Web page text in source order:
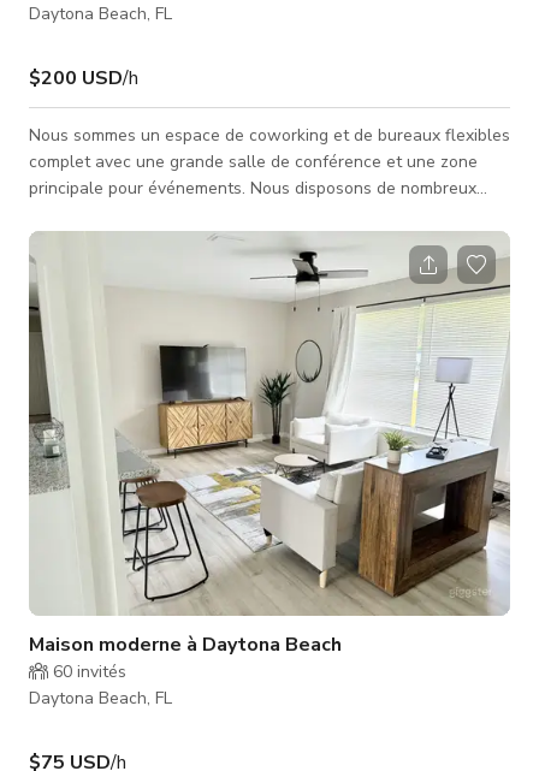
Daytona Beach, FL
$200 USD/h
Nous sommes un espace de coworking et de bureaux flexibles
complet avec une grande salle de conférence et une zone
principale pour événements. Nous disposons de nombreux
studio de podcast entièrement fonctionnel avec toute la
technologie nécessaire pour enregistrer audio et vidéo. Nous
avons une cuisine en libre-service avec des rafraîchissements
et des snacks offerts à tous les membres et réservations.
Maison moderne à Daytona Beach
60 invités
Daytona Beach, FL
$75 USD/h